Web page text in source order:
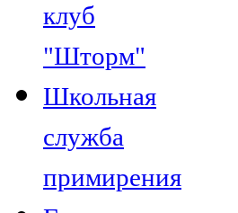
клуб
"Шторм"
Школьная
служба
примирения